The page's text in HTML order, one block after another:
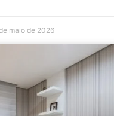
maio de 2026